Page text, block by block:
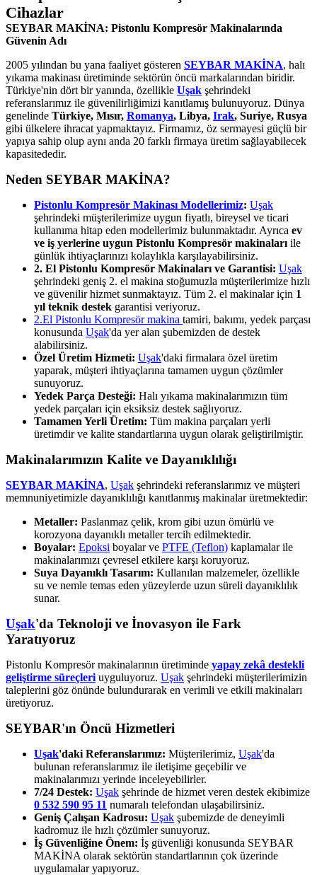
Cihazlar
SEYBAR MAKİNA: Pistonlu Kompresör Makinalarında
Güvenin Adı
2005 yılından bu yana faaliyet gösteren SEYBAR MAKİNA, halı
yıkama makinası üretiminde sektörün öncü markalarından biridir.
Türkiye'nin dört bir yanında, özellikle Uşak şehrindeki
referanslarımız ile güvenilirliğimizi kanıtlamış bulunuyoruz. Dünya
genelinde Türkiye, Mısır, Romanya, Libya, Irak, Suriye, Rusya
gibi ülkelere ihracat yapmaktayız. Firmamız, öz sermayesi güçlü bir
yapıya sahip olup aynı anda 20 farklı firmaya üretim sağlayabilecek
kapasitededir.
Neden SEYBAR MAKİNA?
Pistonlu Kompresör Makinası Modellerimiz: Uşak
şehrindeki müşterilerimize uygun fiyatlı, bireysel ve ticari
kullanıma hitap eden modellerimiz bulunmaktadır. Ayrıca ev
ve iş yerlerine uygun Pistonlu Kompresör makinaları ile
günlük ihtiyaçlarınızı kolaylıkla karşılayabilirsiniz.
2. El Pistonlu Kompresör Makinaları ve Garantisi: Uşak
şehrindeki geniş 2. el makina stoğumuzla müşterilerimize hızlı
ve güvenilir hizmet sunmaktayız. Tüm 2. el makinalar için 1
yıl teknik destek garantisi veriyoruz.
2.El Pistonlu Kompresör makina tamiri, bakımı, yedek parçası
konusunda Uşak'da yer alan şubemizden de destek
alabilirsiniz.
Özel Üretim Hizmeti: Uşak'daki firmalara özel üretim
yaparak, müşteri ihtiyaçlarına tamamen uygun çözümler
sunuyoruz.
Yedek Parça Desteği: Halı yıkama makinalarımızın tüm
yedek parçaları için eksiksiz destek sağlıyoruz.
Tamamen Yerli Üretim: Tüm makina parçaları yerli
üretimdir ve kalite standartlarına uygun olarak geliştirilmiştir.
Makinalarımızın Kalite ve Dayanıklılığı
SEYBAR MAKİNA, Uşak şehrindeki referanslarımız ve müşteri
memnuniyetimizle dayanıklılığı kanıtlanmış makinalar üretmektedir:
Metaller: Paslanmaz çelik, krom gibi uzun ömürlü ve
korozyona dayanıklı metaller tercih edilmektedir.
Boyalar: Epoksi boyalar ve PTFE (Teflon) kaplamalar ile
makinalarımızı çevresel etkilere karşı koruyoruz.
Suya Dayanıklı Tasarım: Kullanılan malzemeler, özellikle
su ve nemle temas eden yüzeylerde uzun süreli dayanıklılık
sunar.
Uşak'da Teknoloji ve İnovasyon ile Fark
Yaratıyoruz
Pistonlu Kompresör makinalarının üretiminde yapay zekâ destekli
geliştirme süreçleri uyguluyoruz. Uşak şehrindeki müşterilerimizin
taleplerini göz önünde bulundurarak en verimli ve etkili makinaları
üretiyoruz.
SEYBAR'ın Öncü Hizmetleri
Uşak'daki Referanslarımız: Müşterilerimiz, Uşak'da
bulunan referanslarımız ile iletişime geçebilir ve
makinalarımızı yerinde inceleyebilirler.
7/24 Destek: Uşak şehrinde de hizmet veren destek ekibimize
0 532 590 95 11 numaralı telefondan ulaşabilirsiniz.
Geniş Çalışan Kadrosu: Uşak şubemizde de deneyimli
kadromuz ile hızlı çözümler sunuyoruz.
İş Güvenliğine Önem: İş güvenliği konusunda SEYBAR
MAKİNA olarak sektörün standartlarının çok üzerinde
uygulamalar yapıyoruz.